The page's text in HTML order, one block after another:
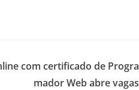
com certificado de Progra
mador Web abre vagas